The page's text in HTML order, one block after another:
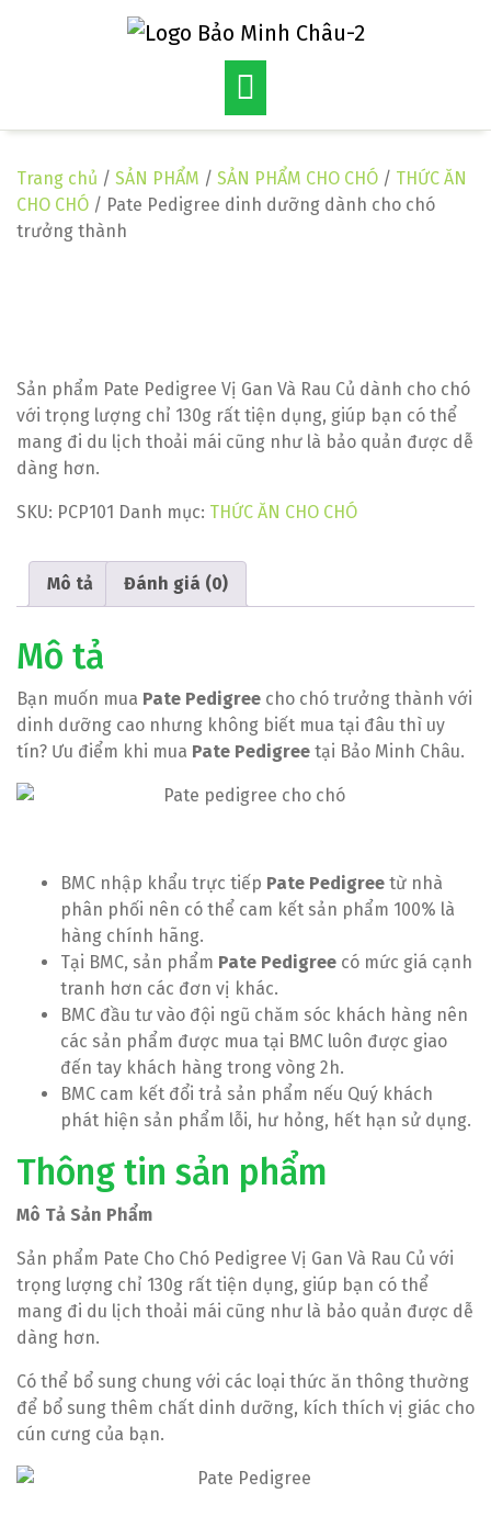
Trang chủ / SẢN PHẨM / SẢN PHẨM CHO CHÓ / THỨC ĂN
CHO CHÓ / Pate Pedigree dinh dưỡng dành cho chó
trưởng thành
Sản phẩm Pate Pedigree Vị Gan Và Rau Củ dành cho chó
với trọng lượng chỉ 130g rất tiện dụng, giúp bạn có thể
mang đi du lịch thoải mái cũng như là bảo quản được dễ
dàng hơn.
SKU: PCP101 Danh mục: THỨC ĂN CHO CHÓ
Mô tả Đánh giá (0)
Mô tả
Bạn muốn mua Pate Pedigree cho chó trưởng thành với
dinh dưỡng cao nhưng không biết mua tại đâu thì uy
tín? Ưu điểm khi mua Pate Pedigree tại Bảo Minh Châu.
BMC nhập khẩu trực tiếp Pate Pedigree từ nhà
phân phối nên có thể cam kết sản phẩm 100% là
hàng chính hãng.
Tại BMC, sản phẩm Pate Pedigree có mức giá cạnh
tranh hơn các đơn vị khác.
BMC đầu tư vào đội ngũ chăm sóc khách hàng nên
các sản phẩm được mua tại BMC luôn được giao
đến tay khách hàng trong vòng 2h.
BMC cam kết đổi trả sản phẩm nếu Quý khách
phát hiện sản phẩm lỗi, hư hỏng, hết hạn sử dụng.
Thông tin sản phẩm
Mô Tả Sản Phẩm
Sản phẩm Pate Cho Chó Pedigree Vị Gan Và Rau Củ với
trọng lượng chỉ 130g rất tiện dụng, giúp bạn có thể
mang đi du lịch thoải mái cũng như là bảo quản được dễ
dàng hơn.
Có thể bổ sung chung với các loại thức ăn thông thường
để bổ sung thêm chất dinh dưỡng, kích thích vị giác cho
cún cưng của bạn.